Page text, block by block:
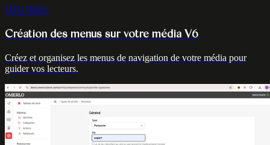
TUTORIEL
Création des menus sur votre média V6
Créez et organisez les menus de navigation de votre média pour
guider vos lecteurs.